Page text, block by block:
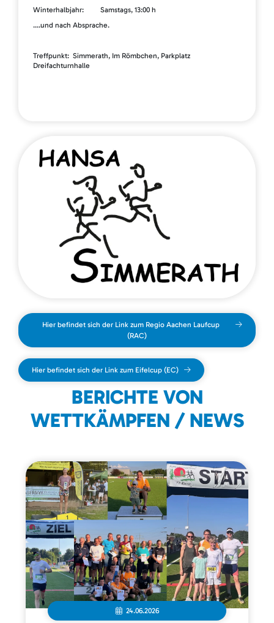
Winterhalbjahr: Samstags, 13:00 h
....und nach Absprache.
Treffpunkt: Simmerath, Im Römbchen, Parkplatz
Dreifachturnhalle
Hier befindet sich der Link zum Regio Aachen Laufcup
(RAC)
Hier befindet sich der Link zum Eifelcup (EC)
BERICHTE VON
WETTKÄMPFEN / NEWS
24.06.2026